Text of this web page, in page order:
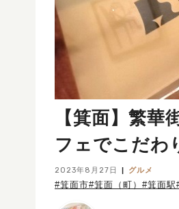
【箕面】繁
フェでこだわ
2023年8月27日 グルメ
#箕面市#箕面（町） #箕面駅